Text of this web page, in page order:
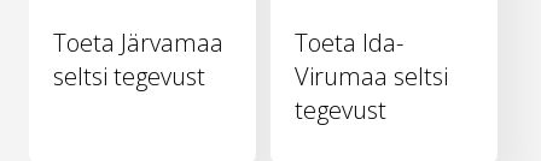
Toeta Järvamaa
seltsi tegevust
Toeta Ida-
Virumaa seltsi
tegevust